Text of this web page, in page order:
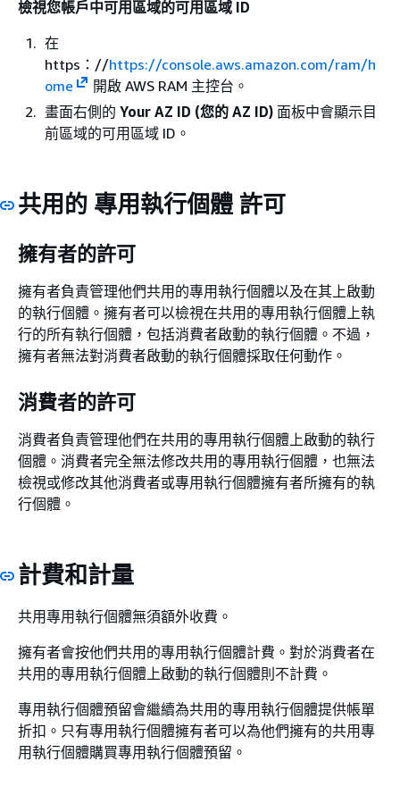
檢視您帳戶中可用區域的可用區域 ID
在
https：//https://console.aws.amazon.com/ram/h
ome
開啟 AWS RAM 主控台。
畫面右側的 Your AZ ID (您的 AZ ID) 面板中會顯示目
前區域的可用區域 ID。
共用的 專用執行個體 許可
擁有者的許可
擁有者負責管理他們共用的專用執行個體以及在其上啟動
的執行個體。擁有者可以檢視在共用的專用執行個體上執
行的所有執行個體，包括消費者啟動的執行個體。不過，
擁有者無法對消費者啟動的執行個體採取任何動作。
消費者的許可
消費者負責管理他們在共用的專用執行個體上啟動的執行
個體。消費者完全無法修改共用的專用執行個體，也無法
檢視或修改其他消費者或專用執行個體擁有者所擁有的執
行個體。
計費和計量
共用專用執行個體無須額外收費。
擁有者會按他們共用的專用執行個體計費。對於消費者在
共用的專用執行個體上啟動的執行個體則不計費。
專用執行個體預留會繼續為共用的專用執行個體提供帳單
折扣。只有專用執行個體擁有者可以為他們擁有的共用專
用執行個體購買專用執行個體預留。